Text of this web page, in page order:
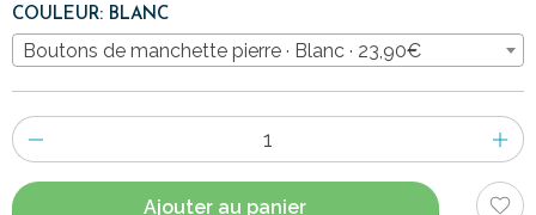
COULEUR: BLANC
Boutons de manchette pierre · Blanc · 23,90€
Nombre
d'items
Ajouter au panier